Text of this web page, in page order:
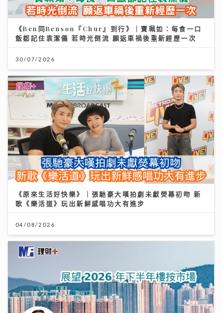
《Ben同Benson『Chur』到行》｜寶珮如：每食一口
飯都記住袁潔儀 若時光倒流 願返車禍後重新經歷一次
30/07/2026
《原來生活好快樂》｜張馳豪大嘆拍劇未獻熒幕初吻 新
歌《樂活道》玩出新鮮感唱功大有進步
04/08/2026